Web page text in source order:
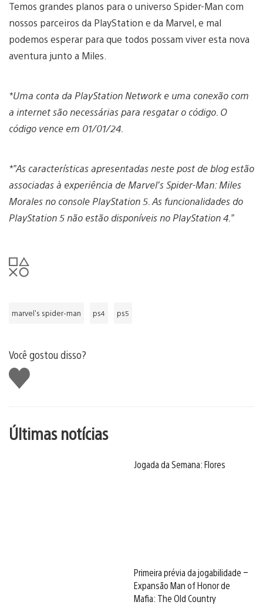
Temos grandes planos para o universo Spider-Man com
nossos parceiros da PlayStation e da Marvel, e mal
podemos esperar para que todos possam viver esta nova
aventura junto a Miles.
*Uma conta da PlayStation Network e uma conexão com
a internet são necessárias para resgatar o código. O
código vence em 01/01/24.
*”As características apresentadas neste post de blog estão
associadas à experiência de Marvel’s Spider-Man: Miles
Morales no console PlayStation 5. As funcionalidades do
PlayStation 5 não estão disponíveis no PlayStation 4.”
marvel's spider-man ps4 ps5
Você gostou disso?
Curtir
Últimas notícias
Jogada da Semana: Flores
Primeira prévia da jogabilidade –
Expansão Man of Honor de
Mafia: The Old Country